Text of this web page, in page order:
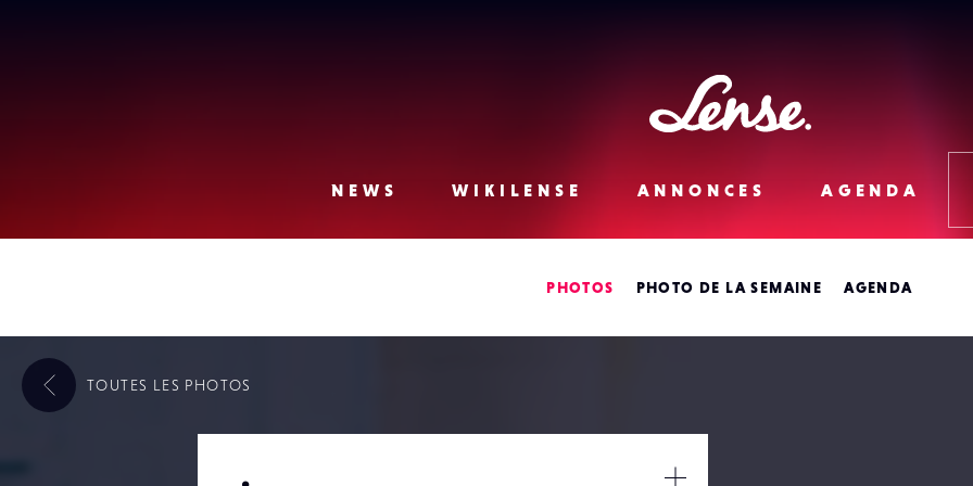
Lense
NEWS WIKILENSE ANNONCES AGENDA
PHOTOS PHOTO DE LA SEMAINE AGENDA
.
TOUTES LES PHOTOS